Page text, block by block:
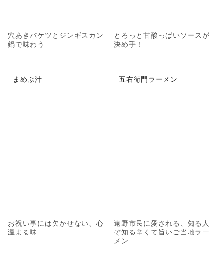
穴あきバケツとジンギスカン
鍋で味わう
とろっと甘酸っぱいソースが
決め手！
まめぶ汁
お祝い事には欠かせない、心
温まる味
五右衛門ラーメン
遠野市民に愛される、知る人
ぞ知る辛くて旨いご当地ラー
メン